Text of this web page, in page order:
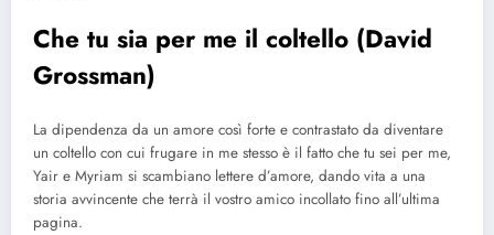
Che tu sia per me il coltello (David
Grossman)
La dipendenza da un amore così forte e contrastato da diventare
un coltello con cui frugare in me stesso è il fatto che tu sei per me,
Yair e Myriam si scambiano lettere d’amore, dando vita a una
storia avvincente che terrà il vostro amico incollato fino all’ultima
pagina.